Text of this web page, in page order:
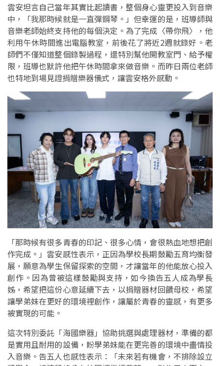
雲安坦言自己當年其實比起讀書，整個身心靈更投入到音樂
中，「我那時候就是一直彈鋼琴。」但幸運的是，班導師與
音樂老師始終支持他的每個決定。為了完成〈帶你飛〉，他
利用午休時間進出電腦教室，前後花了將近2週就錄好。老
師們不僅知道整個錄製過程，還特別幫他開教室門、給予權
限，班導也默許他把午休時間拿來做音樂。而昨日兩位老師
也特地到場見證捐贈樂器儀式，讓雲安格外感動。
「那時候有很多青春的印記、很多心情，會很熱血地想把創
作完成。」雲安感性表示，正因為學校長期鼓勵五育均衡發
展，願意為學生保留探索的空間，才讓當年的他能放心投入
創作。因為曾被這樣鼓勵與支持，如今換告五人成為學長
姊，希望把這份心意延續下去，以捐贈器材回饋母校，希望
讓學弟妹在更好的環境裡創作，讓屬於青春的靈感，有更多
被實現的可能。
這次特別委託「海國樂器」協助挑選與處理器材，準備的都
是實用且耐用的設備，盼學弟妹能在更完善的環境中盡情投
入音樂。告五人也感性表示：「未來若有機會，不排除設立